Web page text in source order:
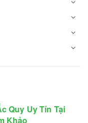
Quy Uy Tín Tại
Khảo